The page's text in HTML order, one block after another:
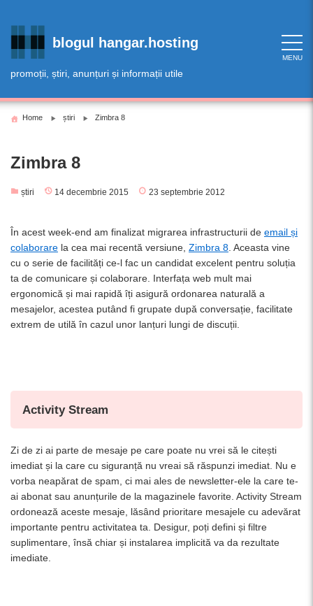
content
blogul hangar.hosting
promoții, știri, anunțuri și informații utile
MENU
Home știri Zimbra 8
Zimbra 8
știri 14 decembrie 2015 23 septembrie 2012
În acest week-end am finalizat migrarea infrastructurii de email și
colaborare la cea mai recentă versiune, Zimbra 8 . Aceasta vine
cu o serie de facilități ce-l fac un candidat excelent pentru soluția
ta de comunicare și colaborare. Interfața web mult mai
ergonomică și mai rapidă îți asigură ordonarea naturală a
mesajelor, acestea putând fi grupate după conversație, facilitate
extrem de utilă în cazul unor lanțuri lungi de discuții.
Activity Stream
Zi de zi ai parte de mesaje pe care poate nu vrei să le citești
imediat și la care cu siguranță nu vreai să răspunzi imediat. Nu e
vorba neapărat de spam, ci mai ales de newsletter-ele la care te-
ai abonat sau anunțurile de la magazinele favorite. Activity Stream
ordonează aceste mesaje, lăsând prioritare mesajele cu adevărat
importante pentru activitatea ta. Desigur, poți defini și filtre
suplimentare, însă chiar și instalarea implicită va da rezultate
imediate.